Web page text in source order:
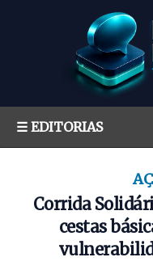
☰ EDITORIAS
Corrida
cestas